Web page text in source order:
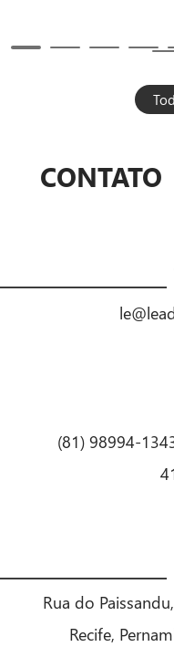
CONTATO
(81) 98994-
Rua do
Recife,